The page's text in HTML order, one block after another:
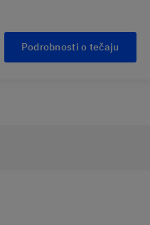
Podrobnosti o tečaju